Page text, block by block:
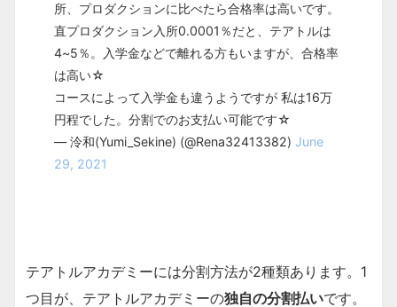
所、プロダクションに比べたら合格率は高いです。
直プロダクション入所0.0001％だと、テアトルは
4~5％。入学金などで離れる方もいますが、合格率
は高い☆
コースによって入学金も違うようですが 私は16万
円程でした。分割でのお支払い可能です☆
— 泠和(Yumi_Sekine) (@Rena32413382) June
29, 2021
テアトルアカデミーには分割方法が2種類あります。1
つ目が、テアトルアカデミーの独自の分割払いです。